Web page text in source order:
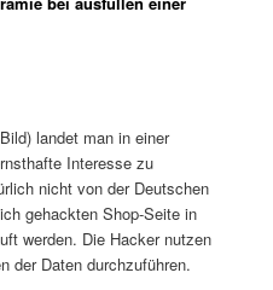
landet man in einer
Interesse zu
nicht von der Deutschen
gehackten Shop-Seite in
werden. Die Hacker nutzen
der Daten durchzuführen.